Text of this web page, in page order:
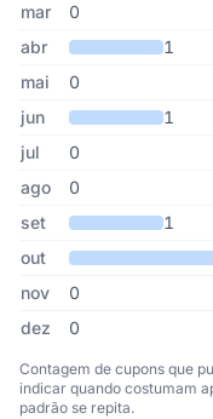
mar
0
abr
1
mai
0
jun
1
jul
0
ago
0
set
1
out
nov
0
dez
0
Contagem de cupons que
indicar quando costumam
padrão se repita.